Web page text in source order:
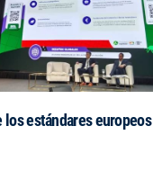
estándares